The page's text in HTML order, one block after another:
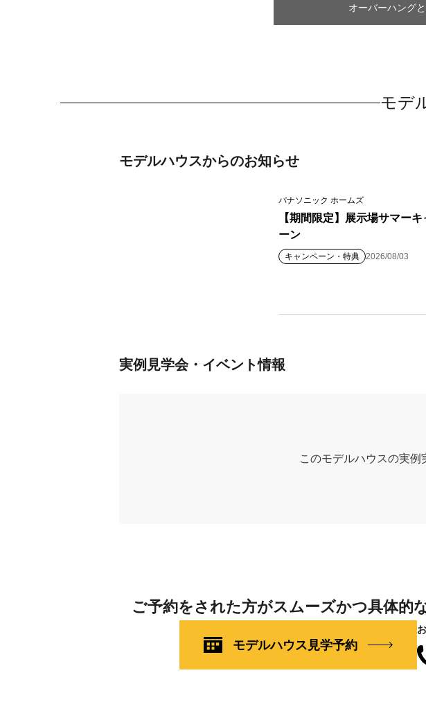
オーバーハング
モデ
モデルハウスからのお知らせ
パナソニック ホームズ
【期間限定】展示場サマー
ーン
キャンペーン・特典 2026/08/03
実例見学会・イベント情報
このモデルハウスの実
ご予約をされた方がスムーズかつ具体的
モデルハウス見学予約